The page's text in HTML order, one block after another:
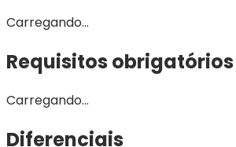
Carregando...
Requisitos obrigatórios
Carregando...
Diferenciais